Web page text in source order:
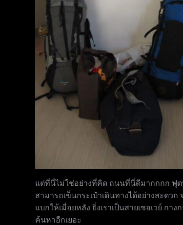
แต่ที่นี่ไม่ใช่อย่างที่คิด ถนนที่นี่ดีมากกกก ฟุต
สามารถเข็นกระเป๋าเดินทางได้อย่างสะดว
แบกให้เมื่อยหลัง ยิ่งเราเป็นสายเซอเวย์ กา
ค้นหาอีกเยอะ